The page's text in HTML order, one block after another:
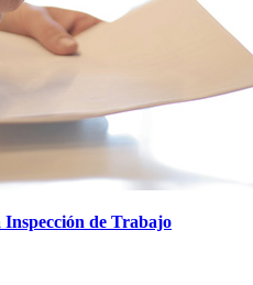
de Trabajo